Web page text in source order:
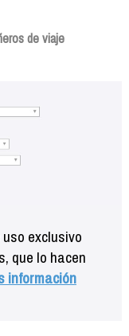
de viaje
exclusivo
que lo hacen
información